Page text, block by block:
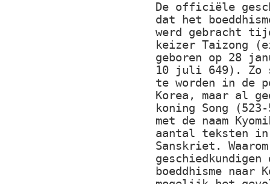
De officiële
dat het
werd gebracht
keizer Taizong
geboren op 28
10 juli 649). Zo
te worden in de
Korea, maar al
koning Song
met de naam
aantal teksten
Sanskriet.
boeddhisme